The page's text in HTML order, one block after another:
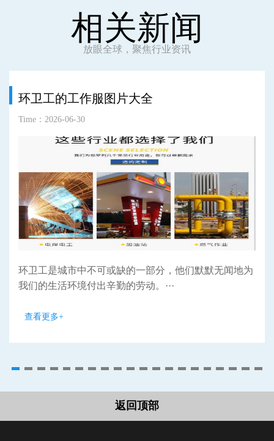
相关新闻
放眼全球，聚焦行业资讯
环卫工的工作服图片大全
Time：2026-06-30
环卫工是城市中不可或缺的一部分，他们默默无闻地为
我们的生活环境付出辛勤的劳动。···
查看更多+
返回顶部